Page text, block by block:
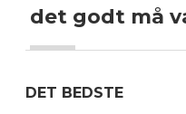
det godt må
DET BEDSTE